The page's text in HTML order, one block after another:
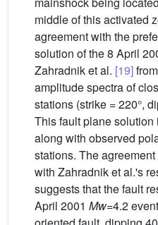
middle of this activated
agreement with the
solution of the 8 April
Zahradnik et al. [19]
amplitude spectra of
stations (strike = 220°,
This fault plane solution
along with observed
stations. The
with Zahradnik et al.'s
suggests that the fault
April 2001 Mw=4.2